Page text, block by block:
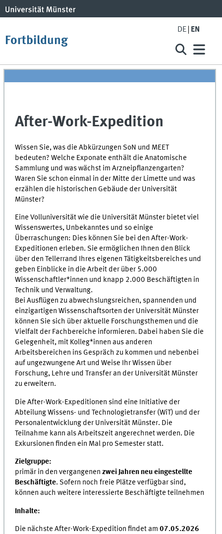
Fortbildung
DE EN
After-Work-Expedition
Wissen Sie, was die Abkürzungen SoN und MEET
bedeuten? Welche Exponate enthält die Anatomische
Sammlung und was wächst im Arzneipflanzengarten?
Waren Sie schon einmal in der Mitte der Limette und was
erzählen die historischen Gebäude der Universität
Münster?
Eine Volluniversität wie die Universität Münster bietet viel
Wissenswertes, Unbekanntes und so einige
Überraschungen: Dies können Sie bei den After-Work-
Expeditionen erleben. Sie ermöglichen Ihnen den Blick
über den Tellerrand Ihres eigenen Tätigkeitsbereiches und
geben Einblicke in die Arbeit der über 5.000
Wissenschaftler*innen und knapp 2.000 Beschäftigten in
Technik und Verwaltung.
Bei Ausflügen zu abwechslungsreichen, spannenden und
einzigartigen Wissenschaftsorten der Universität Münster
können Sie sich über aktuelle Forschungsthemen und die
Vielfalt der Fachbereiche informieren. Dabei haben Sie die
Gelegenheit, mit Kolleg*innen aus anderen
Arbeitsbereichen ins Gespräch zu kommen und nebenbei
auf ungezwungene Art und Weise Ihr Wissen über
Forschung, Lehre und Transfer an der Universität Münster
zu erweitern.
Die After-Work-Expeditionen sind eine Initiative der
Abteilung Wissens- und Technologietransfer (WiT) und der
Personalentwicklung der Universität Münster. Die
Teilnahme kann als Arbeitszeit angerechnet werden. Die
Exkursionen finden ein Mal pro Semester statt.
Zielgruppe:
primär in den vergangenenzwei Jahren neu eingestellte
Beschäftigte. Sofern noch freie Plätze verfügbar sind,
können auch weitere interessierte Beschäftigte teilnehmen
Inhalte:
Die nächste After-Work-Expedition findet am07.05.2026